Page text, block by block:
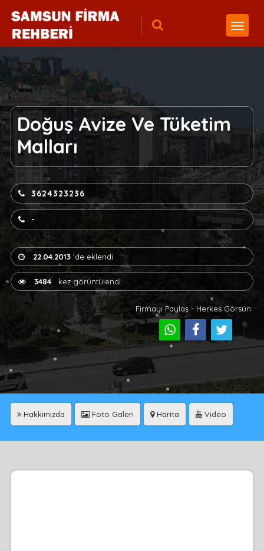
Doğuş Avize Ve Tüketim
Malları
3624323236
-
22.04.2013'de eklendi
3484kez görüntülendi
Firmayı Paylaş - Herkes Görsün
Hakkımızda Foto Galeri Harita Video